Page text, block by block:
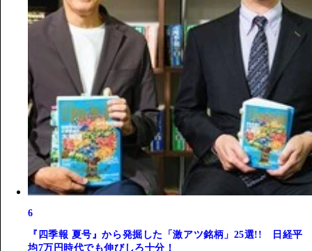
6
『四季報 夏号』から発掘した「激アツ銘柄」25選!! 日経平
均7万円時代でも伸びしろ十分！